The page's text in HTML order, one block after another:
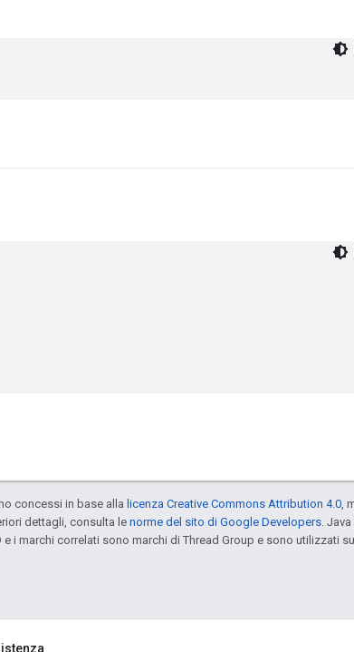
concessi in base alla licenza Creative Commons Attribution 4.0,
dettagli, consulta le norme del sito di Google Developers. Java
i marchi correlati sono marchi di Thread Group e sono utilizzati